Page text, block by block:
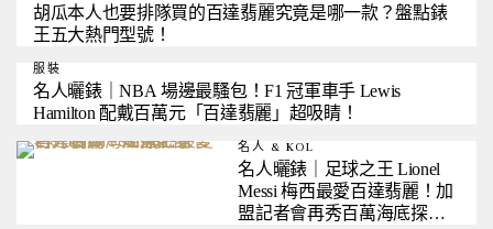
胡瓜本人也要排隊買的百達翡麗究竟是哪一款？盤點錶
王五大熱門型號！
服裝
名人曬錶｜NBA 場邊最騷包！F1 冠軍車手 Lewis
Hamilton 配戴百萬元「百達翡麗」超吸睛！
名人 & KOL
名人曬錶｜足球之王 Lionel
Messi 梅西最愛百達翡麗！加
盟記者會再秀百萬海底探險